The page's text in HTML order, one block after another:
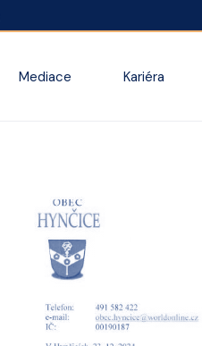
Mediace Kariéra